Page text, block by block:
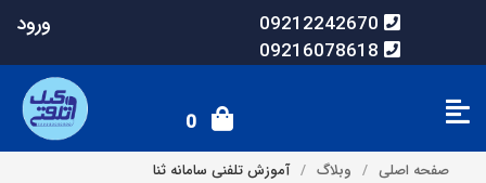
09212242670
09216078618
ورود
0
صفحه اصلی وبلاگ آموزش تلفنی سامانه ثنا